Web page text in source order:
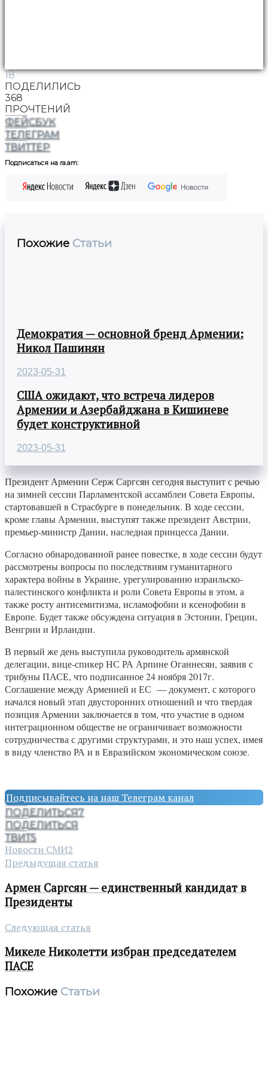
18
ПОДЕЛИЛИСЬ
368
ПРОЧТЕНИЙ
ФЕЙСБУК
ТЕЛЕГРАМ
ТВИТТЕР
Подписаться на ra.am:
Похожие Статьи
Демократия — основной бренд Армении:
Никол Пашинян
2023-05-31
США ожидают, что встреча лидеров
Армении и Азербайджана в Кишиневе
будет конструктивной
2023-05-31
Президент Армении Серж Саргсян сегодня выступит с речью
на зимней сессии Парламентской ассамблеи Совета Европы,
стартовавшей в Страсбурге в понедельник. В ходе сессии,
кроме главы Армении, выступят также президент Австрии,
премьер-министр Дании, наследная принцесса Дании.
Согласно обнародованной ранее повестке, в ходе сессии будут
рассмотрены вопросы по последствиям гуманитарного
характера войны в Украине, урегулированию израильско-
палестинского конфликта и роли Совета Европы в этом, а
также росту антисемитизма, исламофобии и ксенофобии в
Европе. Будет также обсуждена ситуация в Эстонии, Греции,
Венгрии и Ирландии.
В первый же день выступила руководитель армянской
делегации, вице-спикер НС РА Арпине Оганнесян, заявив с
трибуны ПАСЕ, что подписанное 24 ноября 2017г.
Соглашение между Арменией и ЕС — документ, с которого
начался новый этап двусторонних отношений и что твердая
позиция Армении заключается в том, что участие в одном
интеграционном обществе не ограничивает возможности
сотрудничества с другими структурами, и это наш успех, имея
в виду членство РА и в Евразийском экономическом союзе.
Подписывайтесь на наш Телеграм канал
ПОДЕЛИТЬСЯ7
ПОДЕЛИТЬСЯ
ТВИТ5
Новости СМИ2
Предыдущая статья
Армен Саргсян — единственный кандидат в
Президенты
Следующая статья
Микеле Николетти избран председателем
ПАСЕ
Похожие Статьи